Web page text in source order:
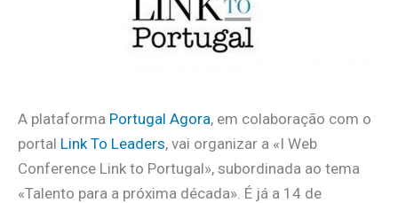
A plataforma Portugal Agora, em colaboração com o
portal Link To Leaders, vai organizar a «I Web
Conference Link to Portugal», subordinada ao tema
«Talento para a próxima década». É já a 14 de